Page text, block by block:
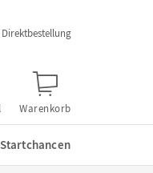
Direktbestellung
Warenkorb
Startchancen